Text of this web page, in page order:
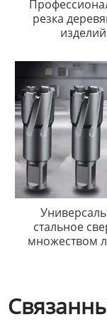
резка
изделий
стальное
множеством